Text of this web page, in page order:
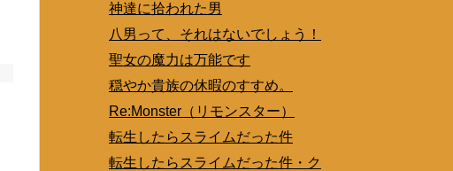
神達に拾われた男
八男って、それはないでしょう！
聖女の魔力は万能です
穏やか貴族の休暇のすすめ。
Re:Monster（リモンスター）
転生したらスライムだった件
転生したらスライムだった件・ク